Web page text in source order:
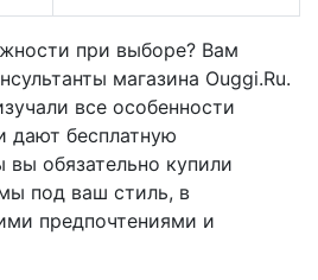
при выборе? Вам
магазина Ouggi.Ru.
все особенности
дают бесплатную
вы обязательно купили
под ваш стиль, в
предпочтениями и